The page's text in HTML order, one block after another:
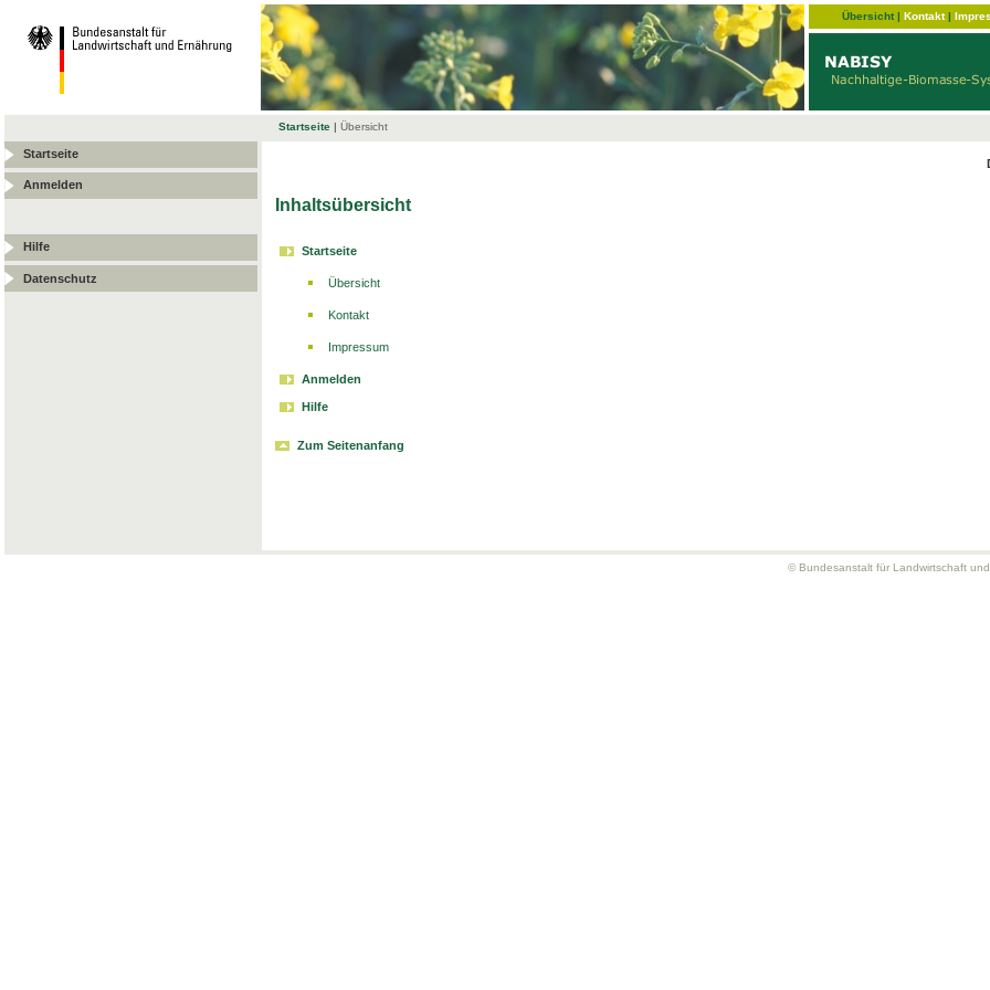
Übersicht| Kontakt|
Startseite | Übersicht
Startseite
Anmelden
Hilfe
Datenschutz
Inhaltsübersicht
Startseite
Übersicht
Kontakt
Impressum
Anmelden
Hilfe
Zum Seitenanfang
© Bundesanstalt für Landwirtschaft